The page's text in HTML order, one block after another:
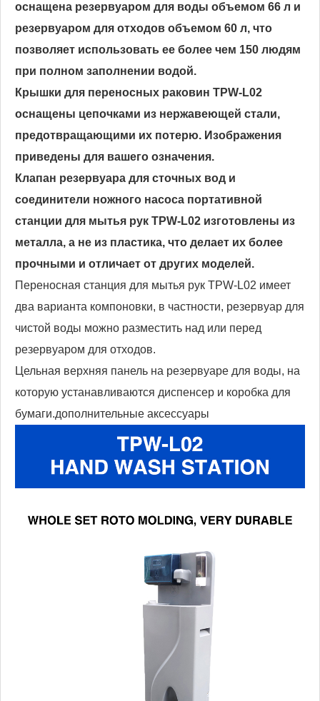
оснащена резервуаром для воды объемом 66 л и
резервуаром для отходов объемом 60 л, что
позволяет использовать ее более чем 150 людям
при полном заполнении водой.
Крышки для переносных раковин TPW-L02
оснащены цепочками из нержавеющей стали,
предотвращающими их потерю. Изображения
приведены для вашего означения.
Клапан резервуара для сточных вод и
соединители ножного насоса портативной
станции для мытья рук TPW-L02 изготовлены из
металла, а не из пластика, что делает их более
прочными и отличает от других моделей.
Переносная станция для мытья рук TPW-L02 имеет
два варианта компоновки, в частности, резервуар для
чистой воды можно разместить над или перед
резервуаром для отходов.
Цельная верхняя панель на резервуаре для воды, на
которую устанавливаются диспенсер и коробка для
бумаги.дополнительные аксессуары